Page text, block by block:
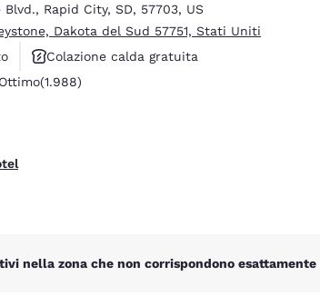
Germany
English
Blvd., Rapid City, SD, 57703, US
Dakota del Sud 57751, Stati Uniti
Colazione calda gratuita
stelle. Ottimo. 1988 recensioni
Ottimo(1.988)
nella zona che non corrispondono